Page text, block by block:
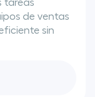
tareas
de ventas
sin